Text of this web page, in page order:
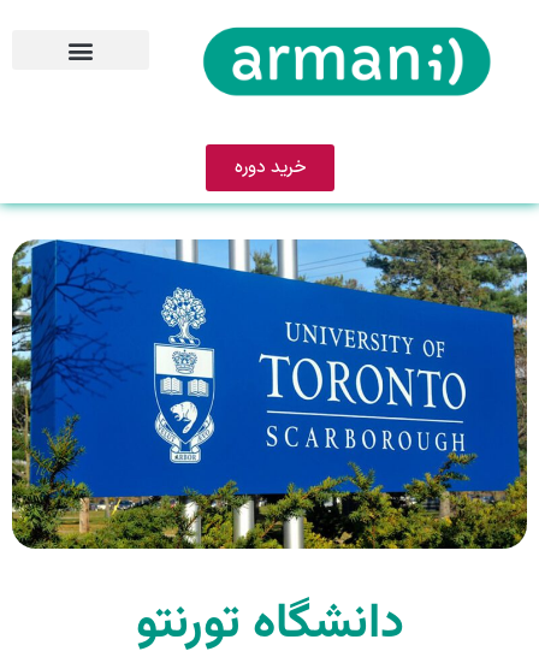
خرید دوره
دانشگاه تورنتو